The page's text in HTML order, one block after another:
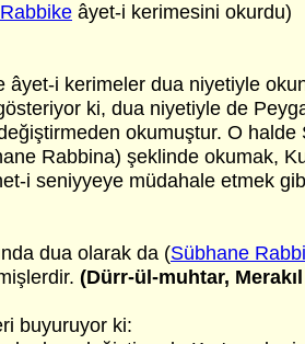
âyet-i kerimesini okurdu)
âyet-i kerimeler dua niyetiyle
ki, dua niyetiyle de
okumuştur. O halde
Rabbina) şeklinde okumak,
i seniyyeye müdahale etmek
dua olarak da (Sübhane
(Dürr-ül-muhtar,
buyuruyor ki: